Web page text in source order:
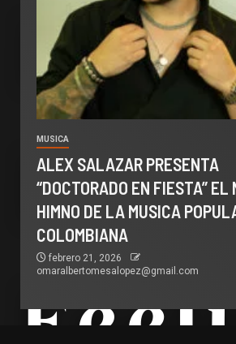
MUSICA
ALEX SALAZAR PRESENTA
“DOCTORADO EN FIESTA” EL
HIMNO DE LA MUSICA
COLOMBIANA
febrero 21, 2026
omaralbertomesalopez@gmail.com